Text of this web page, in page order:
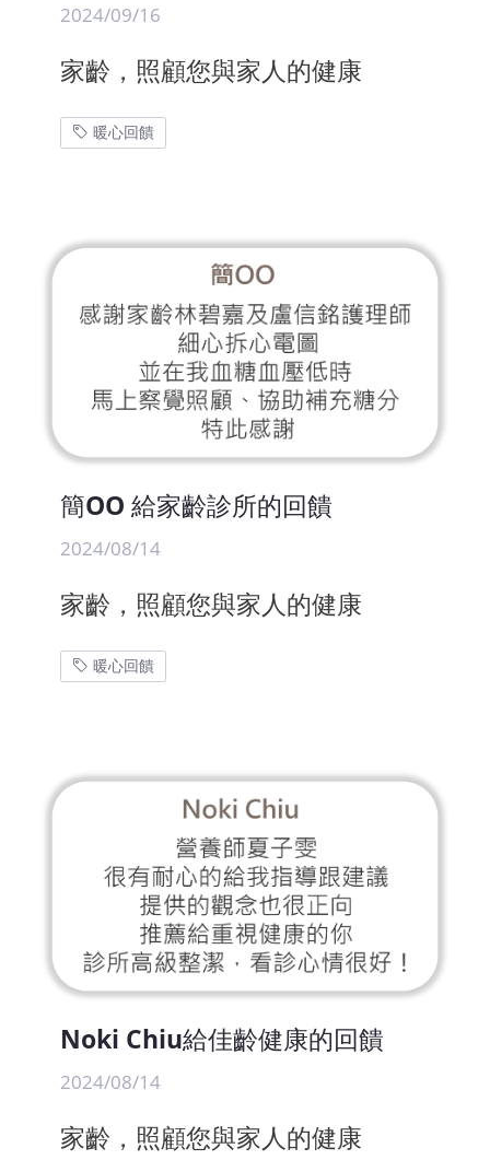
2024/09/16
家齡，照顧您與家人的健康
暖心回饋
簡OO 給家齡診所的回饋
2024/08/14
家齡，照顧您與家人的健康
暖心回饋
Noki Chiu給佳齡健康的回饋
2024/08/14
家齡，照顧您與家人的健康